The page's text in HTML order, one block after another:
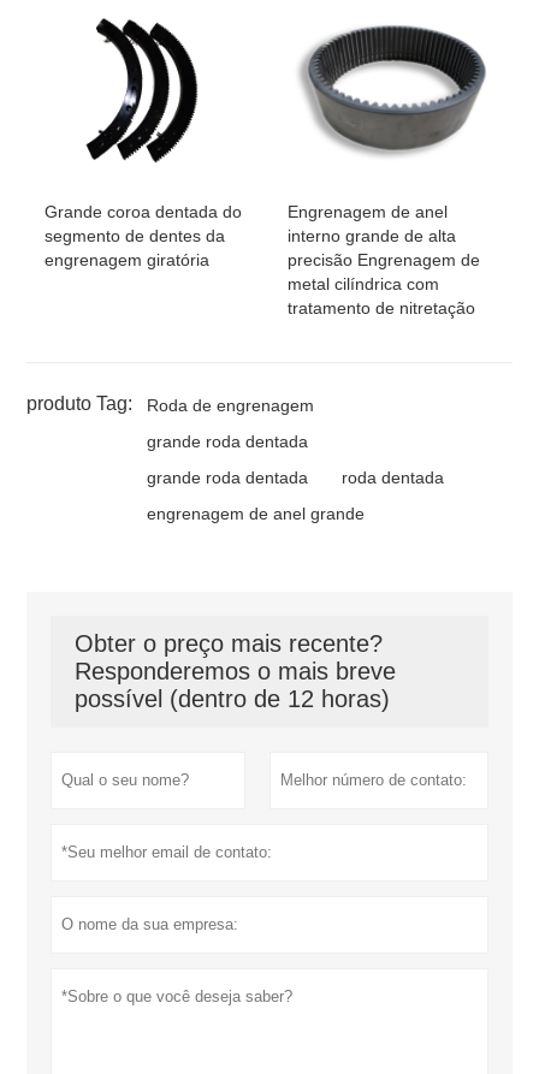
Grande coroa dentada do
segmento de dentes da
engrenagem giratória
Engrenagem de anel
interno grande de alta
precisão Engrenagem de
metal cilíndrica com
tratamento de nitretação
produto Tag:
Roda de engrenagem
grande roda dentada
grande roda dentada
roda dentada
engrenagem de anel grande
Obter o preço mais recente?
Responderemos o mais breve
possível (dentro de 12 horas)